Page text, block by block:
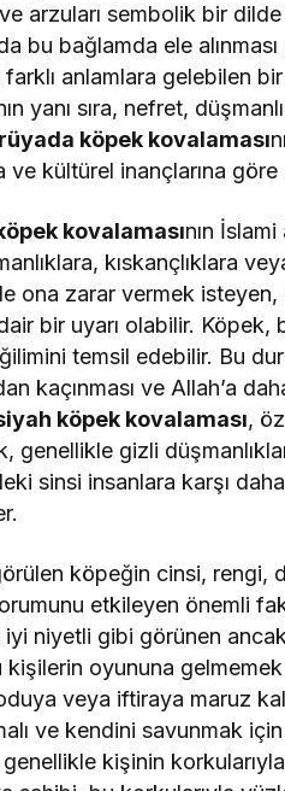
arzuları sembolik bir
bu bağlamda ele
farklı anlamlara gelebilen
yanı sıra, nefret,
rüyada köpek kovalaması
ve kültürel inançlarına
kovalamasının
kıskançlıklara
ona zarar vermek
dair bir uyarı olabilir.
temsil edebilir. Bu
kaçınması ve Allah’a
köpek kovalaması,
genellikle gizli
sinsi insanlara karşı
köpeğin cinsi, rengi,
etkileyen önemli
iyi niyetli gibi görünen
kişilerin oyununa
veya iftiraya maruz
ve kendini savunmak
genellikle kişinin